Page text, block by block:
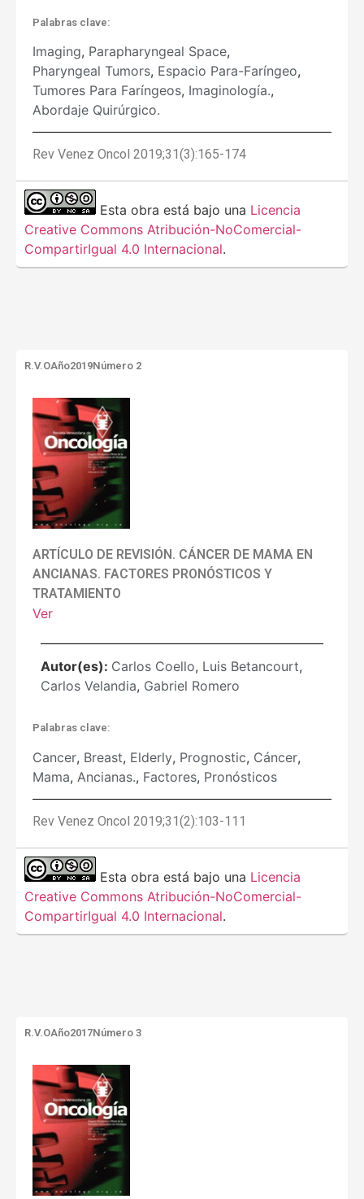
Palabras clave:
Imaging, Parapharyngeal Space,
Pharyngeal Tumors, Espacio Para-Faríngeo,
Tumores Para Faríngeos, Imaginología.,
Abordaje Quirúrgico.
Rev Venez Oncol 2019;31(3):165-174
Esta obra está bajo una Licencia
Creative Commons Atribución-NoComercial-
CompartirIgual 4.0 Internacional.
R.V.OAño2019Número 2
ARTÍCULO DE REVISIÓN. CÁNCER DE MAMA EN
ANCIANAS. FACTORES PRONÓSTICOS Y
TRATAMIENTO
Ver
Autor(es): Carlos Coello, Luis Betancourt,
Carlos Velandia, Gabriel Romero
Palabras clave:
Cancer, Breast, Elderly, Prognostic, Cáncer,
Mama, Ancianas., Factores, Pronósticos
Rev Venez Oncol 2019;31(2):103-111
Esta obra está bajo una Licencia
Creative Commons Atribución-NoComercial-
CompartirIgual 4.0 Internacional.
R.V.OAño2017Número 3